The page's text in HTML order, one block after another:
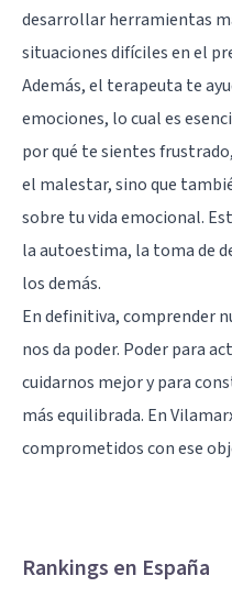
desarrollar herramientas
situaciones difíciles en el
Además, el terapeuta te
emociones, lo cual es
por qué te sientes
el malestar, sino que
sobre tu vida emocional.
la autoestima, la toma de
los demás.
En definitiva, comprender
nos da poder. Poder para
cuidarnos mejor y para
más equilibrada. En
comprometidos con ese
Rankings en España